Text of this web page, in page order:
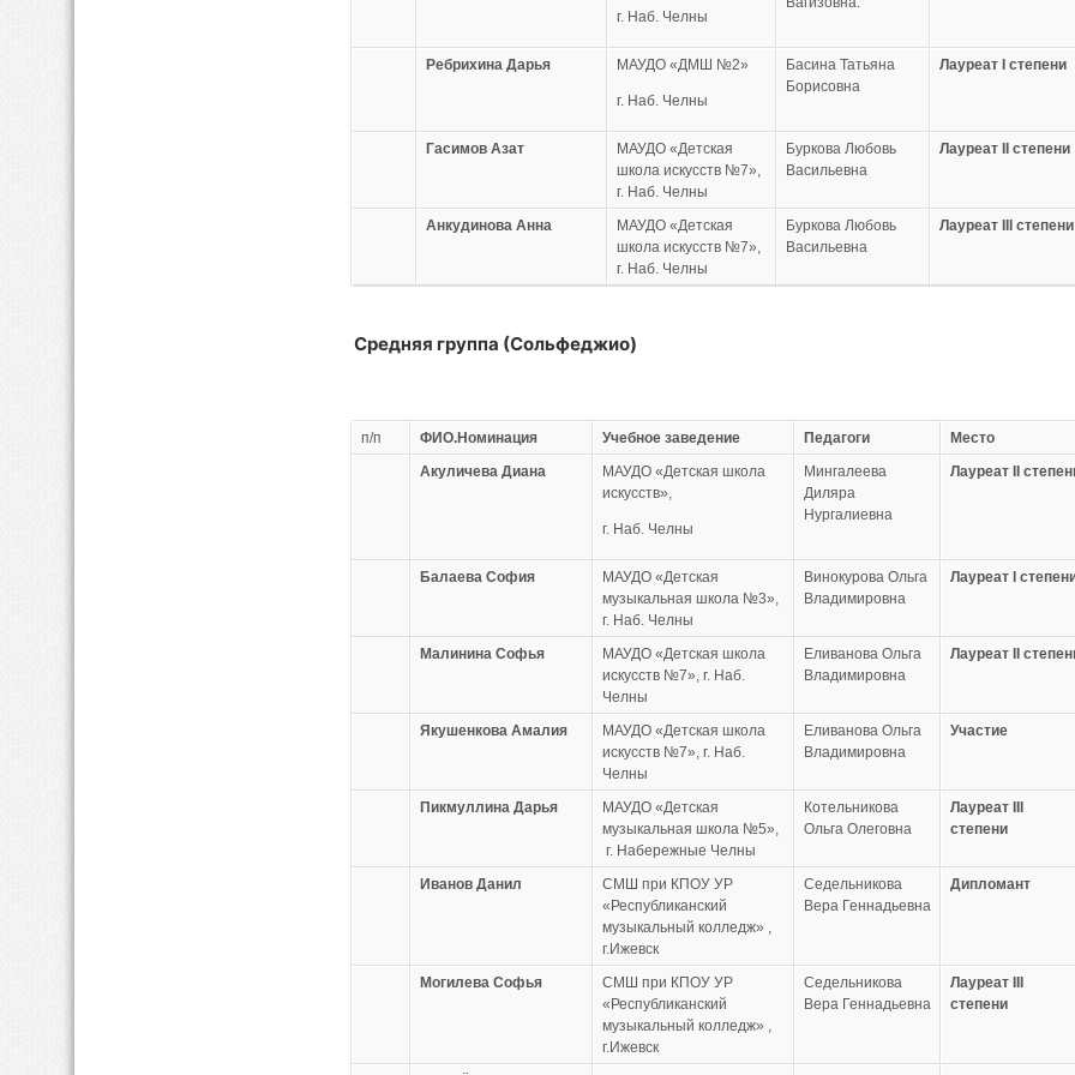
г. Наб. Челны
Ребрихина Дарья МАУДО «ДМШ №2»
г. Наб. Челны
Басина Татьяна
Борисовна
Лауреат I степени
Гасимов Азат
МАУДО «Детская
школа искусств №7»,
г. Наб. Челны
Буркова Любовь
Васильевна
Лауреат II степени
Анкудинова Анна
МАУДО «Детская
школа искусств №7»,
г. Наб. Челны
Буркова Любовь
Васильевна
Лауреат III степени
Cредняя группа (Сольфеджио)
п/п ФИО.Номинация Учебное заведение Педагоги
Место
Акуличева Диана
МАУДО «Детская школа
искусств»,
г. Наб. Челны
Мингалеева
Диляра
Нургалиевна
Лауреат II
Балаева София
МАУДО «Детская
музыкальная школа №3»,
г. Наб. Челны
Винокурова Ольга
Владимировна
Лауреат I
Малинина Софья
МАУДО «Детская школа
искусств №7», г. Наб.
Челны
Еливанова Ольга
Владимировна
Лауреат II
Якушенкова Амалия
МАУДО «Детская школа
искусств №7», г. Наб.
Челны
Еливанова Ольга
Владимировна
Участие
Пикмуллина Дарья
МАУДО «Детская
музыкальная школа №5»,
г. Набережные Челны
Котельникова
Ольга Олеговна
Лауреат
степени
Иванов Данил
СМШ при КПОУ УР
«Республиканский
музыкальный колледж» ,
г.Ижевск
Седельникова
Вера Геннадьевна
Дипломант
Могилева Софья
СМШ при КПОУ УР
«Республиканский
музыкальный колледж» ,
г.Ижевск
Седельникова
Вера Геннадьевна
Лауреат
степени